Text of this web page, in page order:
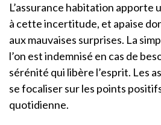
L’assurance habitation apporte
à cette incertitude, et apaise
aux mauvaises surprises. La
l’on est indemnisé en cas de
sérénité qui libère l’esprit. Les
se focaliser sur les points
quotidienne.